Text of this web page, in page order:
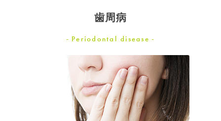
歯周病
Periodontal disease